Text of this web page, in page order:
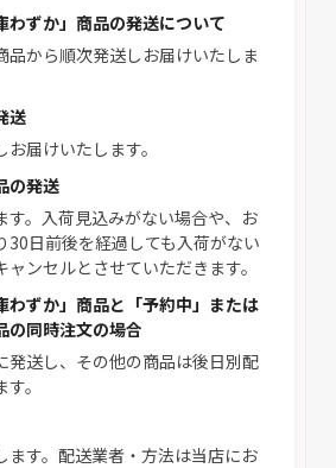
わずか」商品の発送について
品から順次発送しお届けいたしま
送
届けいたします。
の発送
す。入荷見込みがない場合や、お
30日前後を経過しても入荷がない
ンセルとさせていただきます。
わずか」商品と「予約中」または
の同時注文の場合
発送し、その他の商品は後日別配
。
ます。配送業者・方法は当店にお